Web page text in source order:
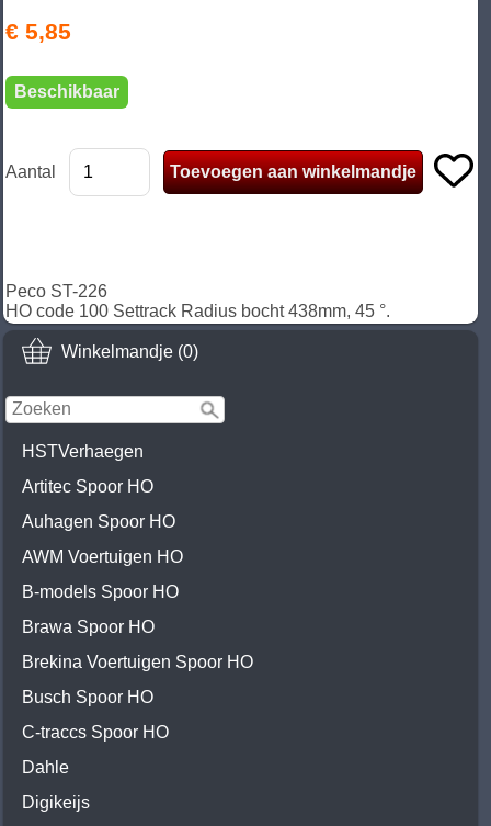
Winkelmandje (0)
HSTVerhaegen
Artitec Spoor HO
Auhagen Spoor HO
AWM Voertuigen HO
B-models Spoor HO
Brawa Spoor HO
Brekina Voertuigen Spoor HO
Busch Spoor HO
C-traccs Spoor HO
Dahle
Digikeijs
€ 5,85
Beschikbaar
Aantal
Peco ST-226
HO code 100 Settrack Radius bocht 438mm, 45 °.